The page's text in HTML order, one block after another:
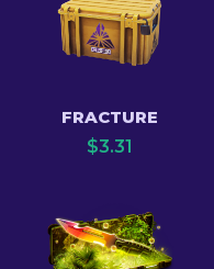
FRACTURE
$3.31